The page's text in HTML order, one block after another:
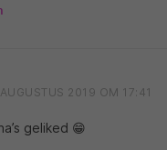
2019 OM 17:41
geliked 😁